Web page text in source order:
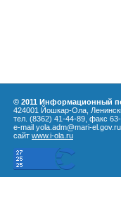
© 2011 Информационный
424001 Йошкар-Ола,
тел. (8362) 41-44-89, факс 63-
e-mail yola.adm@mari-el.gov.ru
сайт www.i-ola.ru